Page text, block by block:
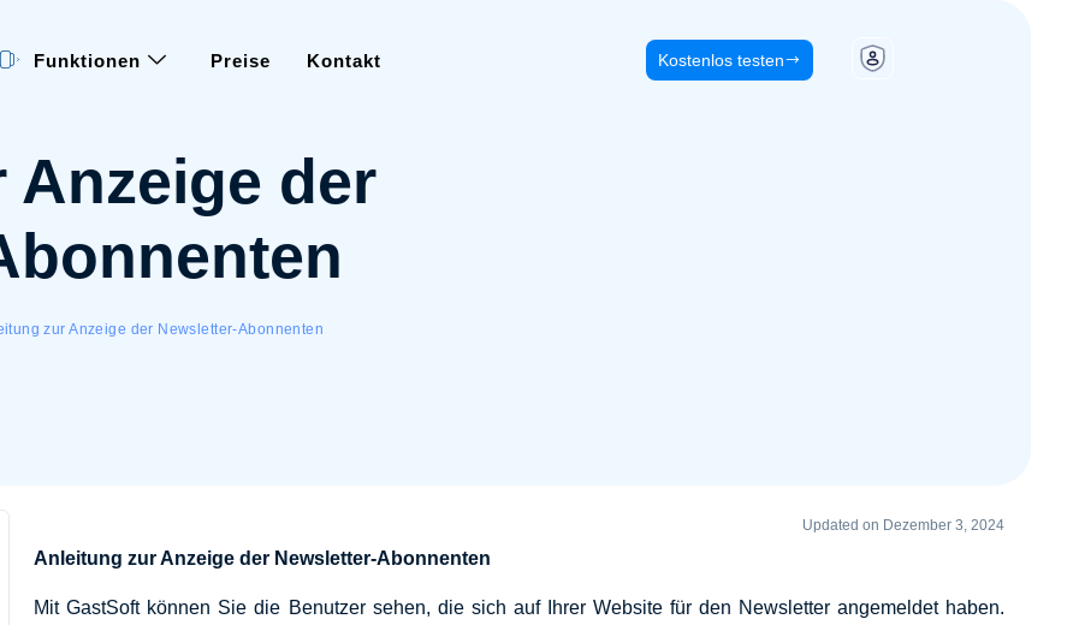
Funktionen Preise Kontakt Kostenlos testen
der
zur Anzeige der Newsletter-Abonnenten
Updated on Dezember 3, 2024
Anleitung zur Anzeige der Newsletter-Abonnenten
Mit GastSoft können Sie die Benutzer sehen, die sich auf Ihrer Website für den Newsletter angemeldet haben.